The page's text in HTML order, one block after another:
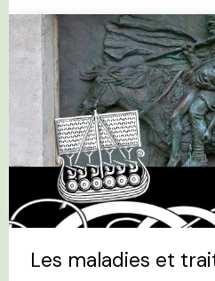
Les maladies et